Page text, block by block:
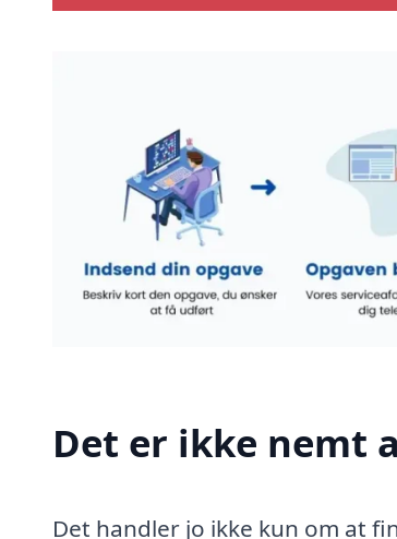
Det er ikke nemt
Det handler jo ikke kun om at